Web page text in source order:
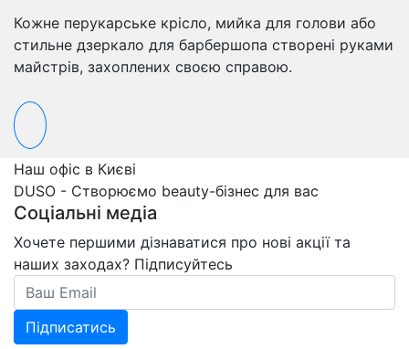
Кожне перукарське крісло, мийка для голови або
стильне дзеркало для барбершопа створені руками
майстрів, захоплених своєю справою.
Наш офіс в Києві
DUSO - Створюємо beauty-бізнес для вас
Соціальні медіа
Хочете першими дізнаватися про нові акції та
наших заходах? Підписуйтесь
Email
Підписатись